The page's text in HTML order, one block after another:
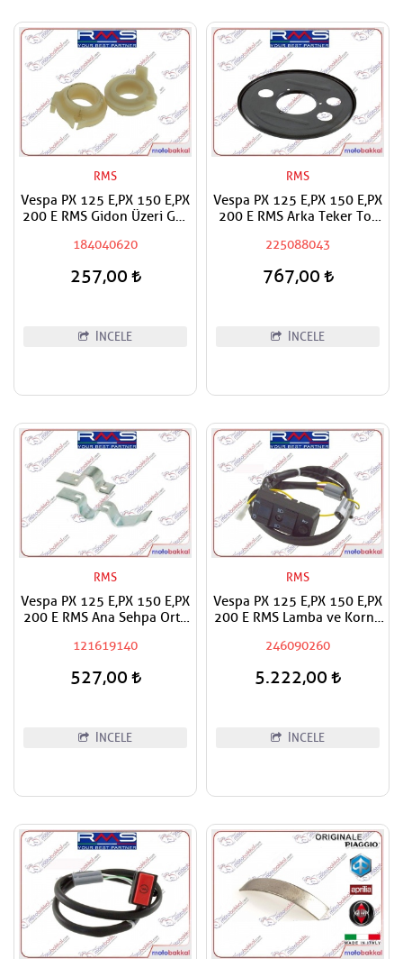
RMS
Vespa PX 125 E,PX 150 E,PX
200 E RMS Gidon Üzeri Gaz
184040620
257,00
İNCELE
RMS
Vespa PX 125 E,PX 150 E,PX
200 E RMS Arka Teker Toz
225088043
767,00
İNCELE
RMS
Vespa PX 125 E,PX 150 E,PX
200 E RMS Ana Sehpa Orta
121619140
527,00
İNCELE
RMS
Vespa PX 125 E,PX 150 E,PX
200 E RMS Lamba ve Korna
Buton Grubu
246090260
5.222,00
İNCELE